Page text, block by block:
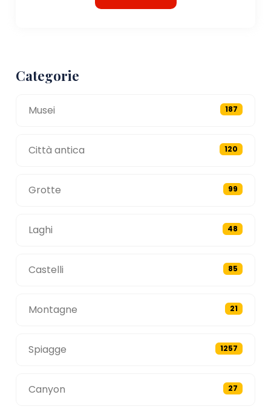
Categorie
Musei 187
Città antica 120
Grotte 99
Laghi 48
Castelli 85
Montagne 21
Spiagge 1257
Canyon 27